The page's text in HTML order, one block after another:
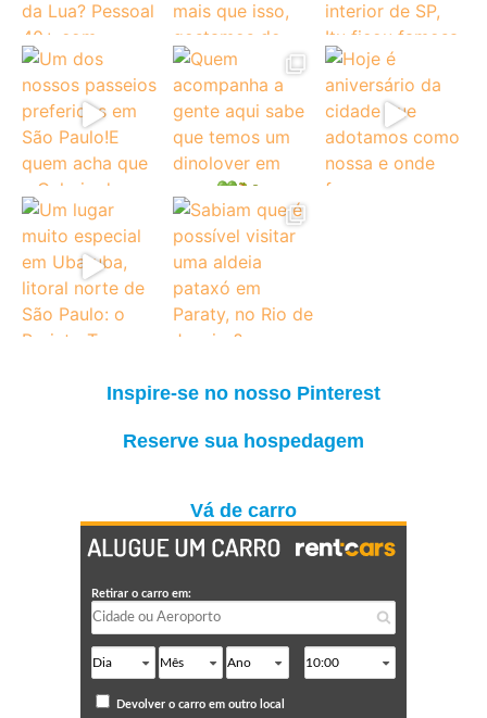
Inspire-se no nosso Pinterest
Reserve sua hospedagem
Vá de carro